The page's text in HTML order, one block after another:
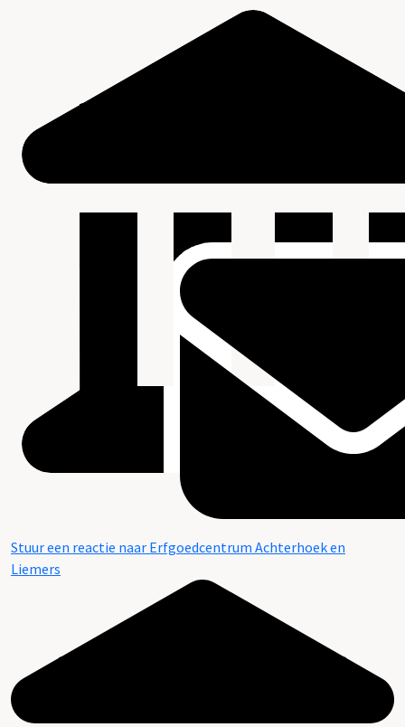
Stuur een reactie naar Erfgoedcentrum Achterhoek en
Liemers